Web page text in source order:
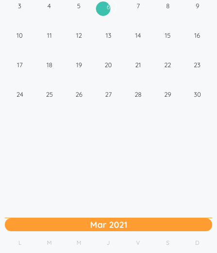
3 4 5 6 7 8 9
10 11 12 13 14 15 16
17 18 19 20 21 22 23
24 25 26 27 28 29 30
Mar 2021
L M M J V S D